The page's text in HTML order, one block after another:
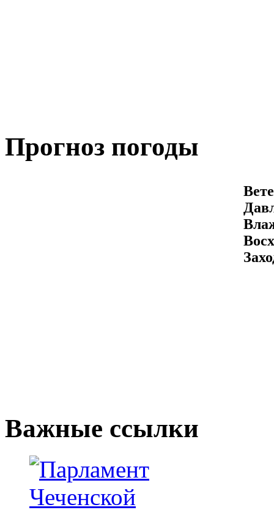
Прогноз погоды
Важные ссылки